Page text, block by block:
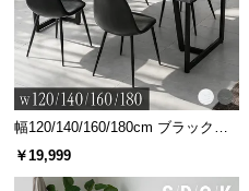
幅120/140/160/180cm ブラックフ
レーム ダイニング 大理石調 4人掛
￥19,999